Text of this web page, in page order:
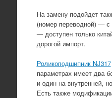
На замену подойдет
(номер переводной) — с
— доступен только
дорогой импорт.
Роликоподшипник NJ317
параметрах имеет два
и один на внутренней,
Есть также